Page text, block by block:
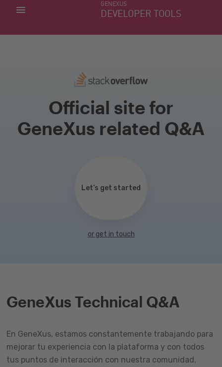
GENEXUS
DEVELOPER TOOLS
MIS APLICACIONES
Official site for
GeneXus related Q&A
Let’s get started
or get in touch
GeneXus Technical Q&A
En GeneXus, estamos constantemente trabajando para
mejorar tu experiencia con la plataforma y con todos
tus puntos de interacción con nuestra comunidad.